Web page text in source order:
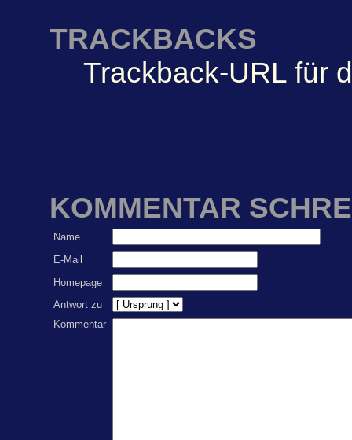
TRACKBACKS
Trackback-URL für
KOMMENTAR
Name
E-Mail
Homepage
Antwort zu
Kommentar